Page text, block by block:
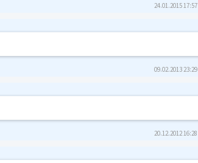
24.01.2015 17:57
09.02.2013 23:29
20.12.2012 16:28